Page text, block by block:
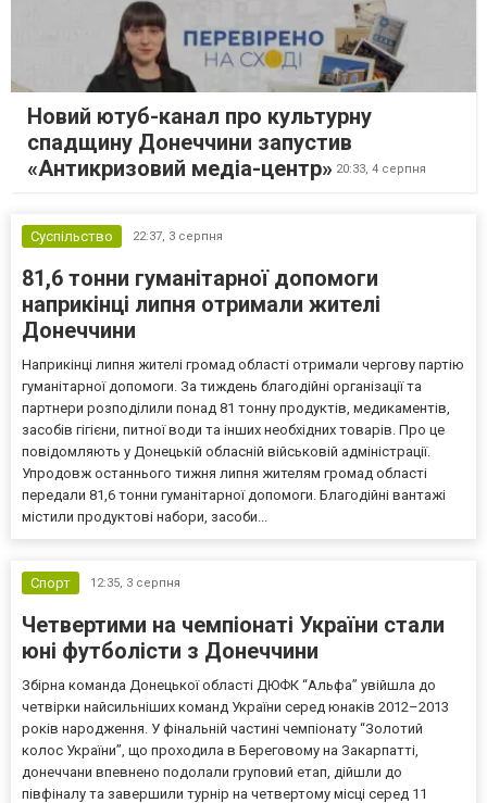
Новий ютуб-канал про культурну
спадщину Донеччини запустив
«Антикризовий медіа-центр» 20:33, 4 серпня
Суспільство 22:37, 3 серпня
81,6 тонни гуманітарної допомоги
наприкінці липня отримали жителі
Донеччини
Наприкінці липня жителі громад області отримали чергову партію
гуманітарної допомоги. За тиждень благодійні організації та
партнери розподілили понад 81 тонну продуктів, медикаментів,
засобів гігієни, питної води та інших необхідних товарів. Про це
повідомляють у Донецькій обласній військовій адміністрації.
Упродовж останнього тижня липня жителям громад області
передали 81,6 тонни гуманітарної допомоги. Благодійні вантажі
містили продуктові набори, засоби...
Спорт 12:35, 3 серпня
Четвертими на чемпіонаті України стали
юні футболісти з Донеччини
Збірна команда Донецької області ДЮФК “Альфа” увійшла до
четвірки найсильніших команд України серед юнаків 2012–2013
років народження. У фінальній частині чемпіонату “Золотий
колос України”, що проходила в Береговому на Закарпатті,
донеччани впевнено подолали груповий етап, дійшли до
півфіналу та завершили турнір на четвертому місці серед 11